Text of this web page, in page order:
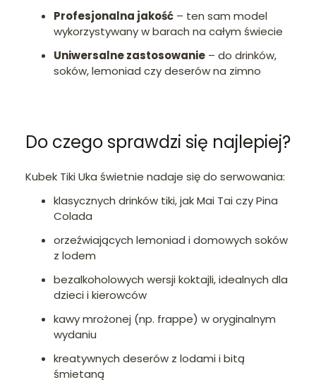
Profesjonalna jakość – ten sam model
wykorzystywany w barach na całym świecie
Uniwersalne zastosowanie – do drinków,
soków, lemoniad czy deserów na zimno
Do czego sprawdzi się najlepiej?
Kubek Tiki Uka świetnie nadaje się do serwowania:
klasycznych drinków tiki, jak Mai Tai czy Pina
Colada
orzeźwiających lemoniad i domowych soków
z lodem
bezalkoholowych wersji koktajli, idealnych dla
dzieci i kierowców
kawy mrożonej (np. frappe) w oryginalnym
wydaniu
kreatywnych deserów z lodami i bitą
śmietaną